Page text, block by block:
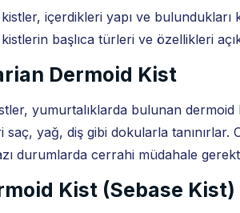
içerdikleri yapı ve bulundukları
başlıca türleri ve özellikleri
Dermoid Kist
yumurtalıklarda bulunan
saç, yağ, diş gibi dokularla
durumlarda cerrahi müdahale
Kist (Sebase Kist)